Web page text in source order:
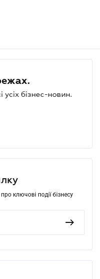
усіх бізнес-новин.
ключові події бізнесу